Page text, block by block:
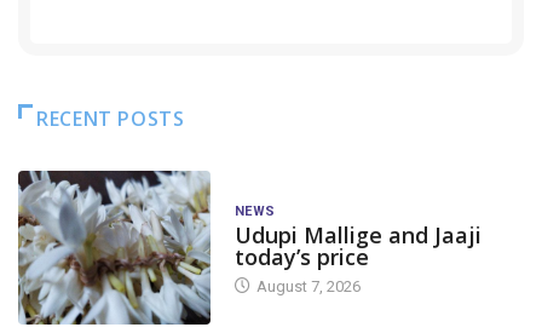
RECENT POSTS
NEWS
Udupi Mallige and Jaaji
today’s price
August 7, 2026